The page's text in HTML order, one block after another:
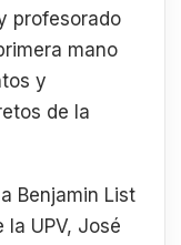
profesorado
mano
y
de la
Benjamin List
UPV, José